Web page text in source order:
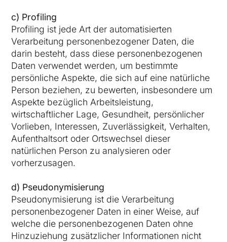
c) Profiling
Profiling ist jede Art der automatisierten
Verarbeitung personenbezogener Daten, die
darin besteht, dass diese personenbezogenen
Daten verwendet werden, um bestimmte
persönliche Aspekte, die sich auf eine natürliche
Person beziehen, zu bewerten, insbesondere um
Aspekte bezüglich Arbeitsleistung,
wirtschaftlicher Lage, Gesundheit, persönlicher
Vorlieben, Interessen, Zuverlässigkeit, Verhalten,
Aufenthaltsort oder Ortswechsel dieser
natürlichen Person zu analysieren oder
vorherzusagen.
d) Pseudonymisierung
Pseudonymisierung ist die Verarbeitung
personenbezogener Daten in einer Weise, auf
welche die personenbezogenen Daten ohne
Hinzuziehung zusätzlicher Informationen nicht